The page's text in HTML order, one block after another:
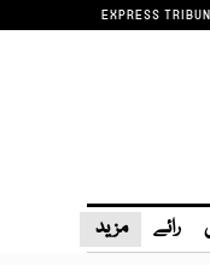
EXPRESS
رائے مزید